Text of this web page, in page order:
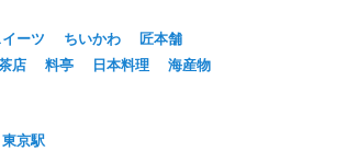
ーツ ちいかわ
匠本舗
店 料亭 日本料理
海産物
東京駅